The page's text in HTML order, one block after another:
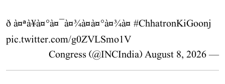
ð à¤ªà¥à¤°à¤¯à¤¾à¤à¤°à¤¾à¤ #ChhatronKiGoonj
pic.twitter.com/g0ZVLSmo1V
— Congress (@INCIndia)
August 8, 2026